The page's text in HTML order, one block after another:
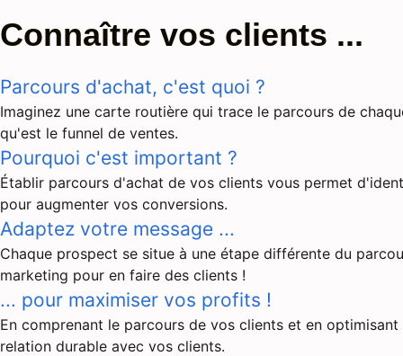
Connaître vos clients ...
Parcours d'achat, c'est quoi ?
Imaginez une carte routière qui trace le parcours de
qu'est le funnel de ventes.
Pourquoi c'est important ?
Établir parcours d'achat de vos clients vous permet
pour augmenter vos conversions.
Adaptez votre message ...
Chaque prospect se situe à une étape différente du
marketing pour en faire des clients !
... pour maximiser vos profits !
En comprenant le parcours de vos clients et en
relation durable avec vos clients.